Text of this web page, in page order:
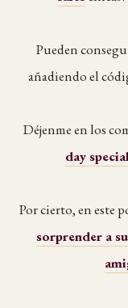
Pueden
añadiendo el
Déjenme en los
day
Por cierto, en este
sorprender a